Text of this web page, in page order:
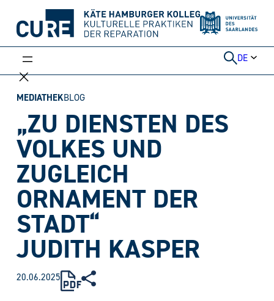
Inhalt
DE
MEDIATHEKBLOG
„ZU DIENSTEN DES
VOLKES UND
ZUGLEICH
ORNAMENT DER
STADT“
JUDITH KASPER
20.06.2025